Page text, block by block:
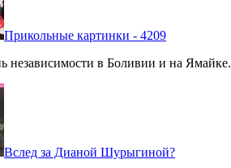
Прикольные картинки - 4209
независимости в Боливии и на
Вслед за Дианой Шурыгиной?